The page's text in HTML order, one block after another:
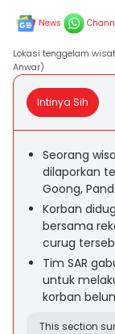
News
Lokasi tenggelam
Anwar)
Intinya Sih
Seorang
dilaporkan
Goong,
Korban
bersama
curug
Tim SAR
untuk
korban
This section